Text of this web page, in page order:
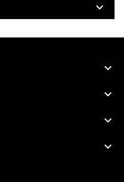




